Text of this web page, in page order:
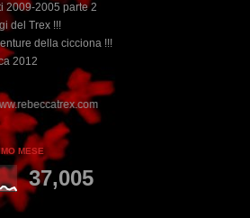
2009-2005 parte 2
del Trex !!!
della cicciona !!!
2012
MESE
37,005